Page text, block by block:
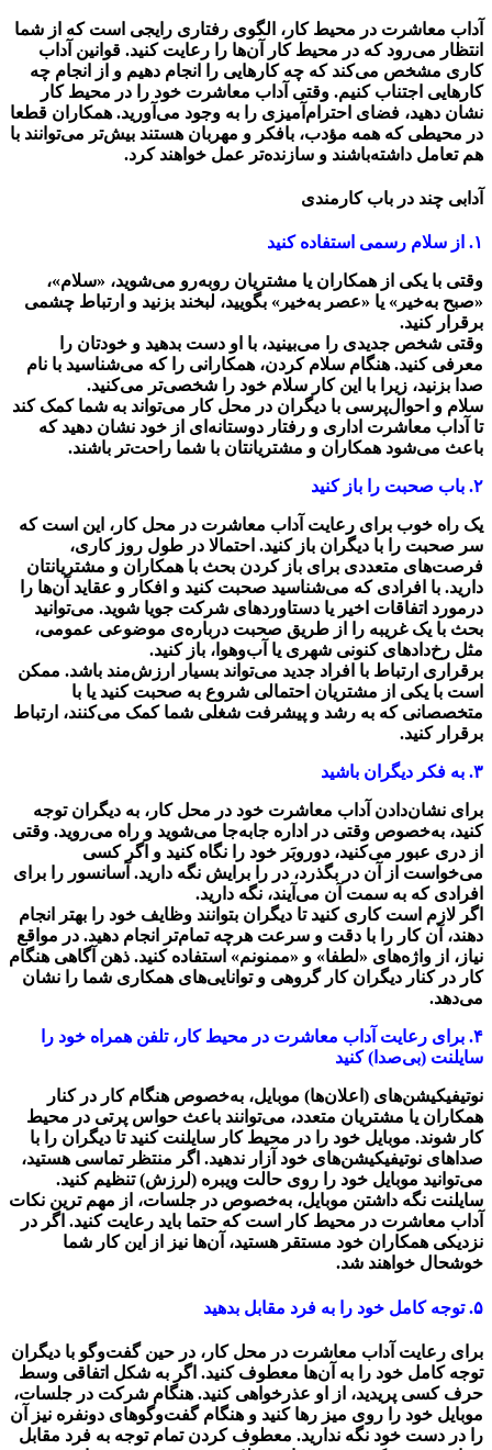
آداب معاشرت در محیط کار، الگوی رفتاری رایجی است که از شما
انتظار می‌رود که در محیط کار آن‌ها را رعایت کنید. قوانین آداب
کاری مشخص می‌کند که چه کارهایی را انجام دهیم و از انجام چه
کارهایی اجتناب کنیم. وقتی آداب معاشرت خود را در محیط کار
نشان دهید، فضای احترام‌آمیزی را به وجود می‌آورید. همکاران قطعا
در محیطی که همه مؤدب، با‌فکر و مهربان هستند بیش‌تر می‌توانند با
هم تعامل داشته‌باشند و سازنده‌تر عمل خواهند کرد.
آدابی چند در باب کارمندی
۱. از سلام رسمی استفاده کنید
وقتی با یکی از همکاران یا مشتریان روبه‌رو می‌شوید، «سلام»،
«صبح به‌خیر» یا «عصر به‌خیر» بگویید، لبخند بزنید و ارتباط چشمی
برقرار کنید.
وقتی شخص جدیدی را می‌بینید، با او دست بدهید و خودتان را
معرفی کنید. هنگام سلام‌ کردن، همکارانی را که می‌شناسید با نام
صدا بزنید، زیرا با این کار سلام خود را شخصی‌تر می‌کنید.
سلام و احوال‌پرسی با دیگران در محل کار می‌تواند به شما کمک کند
تا آداب معاشرت اداری و رفتار دوستانه‌ای از خود نشان دهید که
باعث می‌شود همکاران و مشتریانتان با شما راحت‌تر باشند.
۲. باب صحبت را باز کنید
یک راه خوب برای رعایت آداب معاشرت در محل کار، این است که
سر صحبت را با دیگران باز کنید. احتمالا در طول روز کاری،
فرصت‌های متعددی برای باز ‌کردن بحث با همکاران و مشتریانتان
دارید. با افرادی که می‌شناسید صحبت کنید و افکار و عقاید آن‌ها را
درمورد اتفاقات اخیر یا دستاوردهای شرکت جویا شوید. می‌توانید
بحث با یک غریبه را از طریق صحبت درباره‌ی موضوعی عمومی،
مثل رخ‌دادهای کنونی شهری یا آب‌و‌هوا، باز کنید.
برقراری ارتباط با افراد جدید می‌تواند بسیار ارزش‌مند باشد. ممکن
است با یکی از مشتریان احتمالی شروع به صحبت کنید یا با
متخصصانی که به رشد و پیشرفت شغلی شما کمک می‌کنند، ارتباط
برقرار کنید.
۳. به فکر دیگران باشید
برای نشان‌دادن آداب معاشرت خود در محل کار، به دیگران توجه
کنید، به‌خصوص وقتی در اداره جابه‌جا می‌شوید و راه می‌روید. وقتی
از دری عبور می‌کنید، دور‌و‌بَر خود را نگاه کنید و اگر کسی
می‌خواست از آن در بگذرد، در را برایش نگه دارید. آسانسور را برای
افرادی که به سمت آن می‌آیند، نگه دارید.
اگر لازم است کاری کنید تا دیگران بتوانند وظایف خود را بهتر انجام
دهند، آن کار را با دقت و سرعت هر‌چه تمام‌تر انجام دهید. در مواقع
نیاز، از واژه‌های «لطفا» و «ممنونم» استفاده کنید. ذهن آگاهی هنگام
کار در کنار دیگران کار گروهی و توانایی‌های همکاری شما را نشان
می‌دهد.
۴. برای رعایت آداب معاشرت در محیط کار، تلفن همراه خود را
سایلنت (بی‌صدا) کنید
نوتیفیکیشن‌های (اعلان‌ها) موبایل، به‌خصوص هنگام کار در کنار
همکاران یا مشتریان متعدد، می‌توانند باعث حواس پرتی در محیط
کار شوند. موبایل خود را در محیط کار سایلنت کنید تا دیگران را با
صداهای نوتیفیکیشن‌های خود آزار ندهید. اگر منتظر تماسی هستید،
می‌توانید موبایل خود را روی حالت ویبره (لرزش) تنظیم کنید.
سایلنت نگه ‌داشتن موبایل، به‌خصوص در جلسات، از مهم ترین نکات
آداب معاشرت در محیط کار است که حتما باید رعایت کنید. اگر در
نزدیکی همکاران خود مستقر هستید، آن‌ها نیز از این کار شما
خوشحال خواهند شد.
۵. توجه کامل خود را به فرد مقابل بدهید
برای رعایت آداب معاشرت در محل کار، در حین گفت‌و‌گو با دیگران
توجه کامل خود را به آن‌ها معطوف کنید. اگر به شکل اتفاقی وسط
حرف کسی پریدید، از او عذرخواهی کنید. هنگام شرکت در جلسات،
موبایل خود را روی میز رها کنید و هنگام گفت‌و‌گوهای دونفره نیز آن
را در دست خود نگه ندارید. معطوف ‌کردن تمام توجه به فرد مقابل